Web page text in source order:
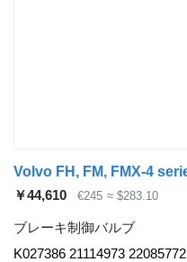
￥44,610 €245 ≈ $283.10
ブレーキ制御バルブ
K027386 21114973 22085772